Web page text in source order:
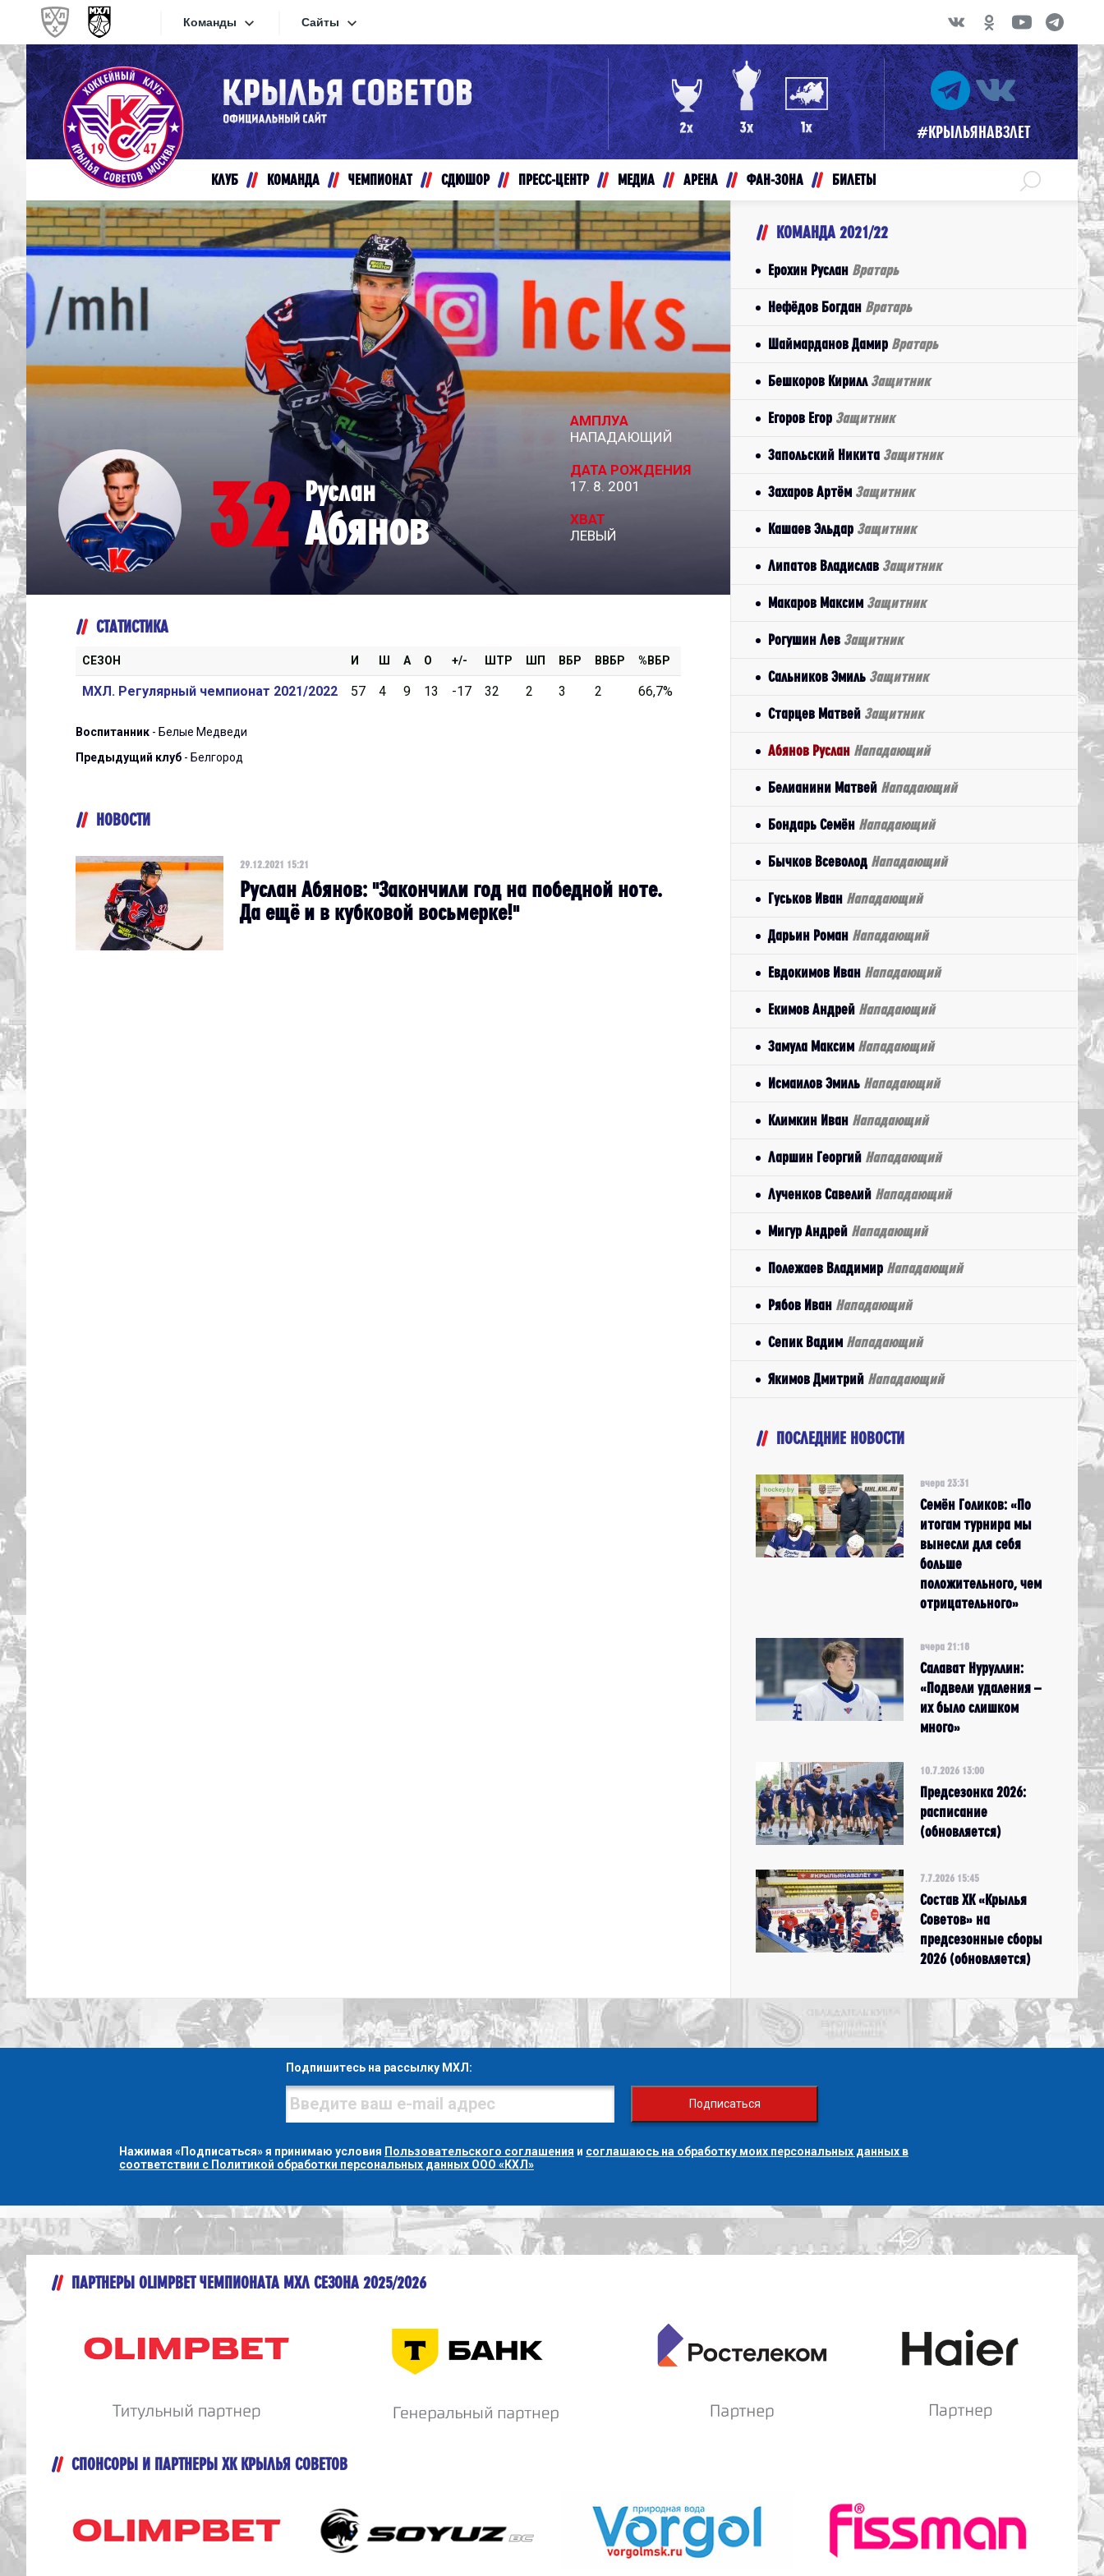
Команды
Конференция «Запад»
Дивизион Золотой
Академия Михайлова
Красная Армия
Локо
МХК Динамо-М
МХК Спартак
СКА-1946
Дивизион Серебряный
Академия СКА
АКМ-Юниор
Амурские Тигры
Красная Машина-Юниор
Крылья Советов
МХК Динамо-Карелия
МХК Спартак-МАХ
Конференция «Восток»
Дивизион Золотой
Авто
Кузнецкие Медведи
Мамонты Югры
Омские Ястребы
Стальные Лисы
Толпар
Дивизион Серебряный
АКМ-Новомосковск
Красноярские Рыси
Ладья
Локо-76
МХК Молот
Сибирские Cнайперы
Спутник Ал
Сайты
Сайты
Видеотрансляции
Хайлайты
Текстовые трансляции
Интернет-магазин
Приложение МХЛ
#КРЫЛЬЯНАВЗЛЕТ
КЛУБ КОМАНДА ЧЕМПИОНАТ СДЮШОР ПРЕСС-ЦЕНТР МЕДИА АРЕНА ФАН-ЗОНА БИЛЕТЫ
32 Руслан
Абянов
АМПЛУА
НАПАДАЮЩИЙ
ДАТА РОЖДЕНИЯ
17. 8. 2001
ХВАТ
ЛЕВЫЙ
СТАТИСТИКА
СЕЗОН И Ш А О +/- ШТР ШП ВБР ВВБР %ВБР
МХЛ. Регулярный чемпионат 2021/2022 57 4 9 13 -17 32 2 3 2 66,7%
Воспитанник - Белые Медведи
Предыдущий клуб - Белгород
НОВОСТИ
29.12.2021 15:21
Руслан Абянов: "Закончили год на победной ноте.
Да ещё и в кубковой восьмерке!"
КОМАНДА 2021/22
Ерохин Руслан Вратарь
Нефёдов Богдан Вратарь
Шаймарданов Дамир Вратарь
Бешкоров Кирилл Защитник
Егоров Егор Защитник
Запольский Никита Защитник
Захаров Артём Защитник
Кашаев Эльдар Защитник
Липатов Владислав Защитник
Макаров Максим Защитник
Рогушин Лев Защитник
Сальников Эмиль Защитник
Старцев Матвей Защитник
Абянов Руслан Нападающий
Белианини Матвей Нападающий
Бондарь Семён Нападающий
Бычков Всеволод Нападающий
Гуськов Иван Нападающий
Дарьин Роман Нападающий
Евдокимов Иван Нападающий
Екимов Андрей Нападающий
Замула Максим Нападающий
Исмаилов Эмиль Нападающий
Климкин Иван Нападающий
Ларшин Георгий Нападающий
Лученков Савелий Нападающий
Мигур Андрей Нападающий
Полежаев Владимир Нападающий
Рябов Иван Нападающий
Сепик Вадим Нападающий
Якимов Дмитрий Нападающий
ПОСЛЕДНИЕ НОВОСТИ
вчера 23:31
Семён Голиков: «По
итогам турнира мы
вынесли для себя
больше
положительного, чем
отрицательного»
вчера 21:18
Салават Нуруллин:
«Подвели удаления –
их было слишком
много»
10.7.2026 13:00
Предсезонка 2026:
расписание
(обновляется)
7.7.2026 15:45
Состав ХК «Крылья
Советов» на
предсезонные сборы
2026 (обновляется)
Подпишитесь на рассылку МХЛ:
Подписаться
Нажимая «Подписаться» я принимаю условия Пользовательского соглашения и соглашаюсь на обработку моих персональных данных в
соответствии с Политикой обработки персональных данных ООО «КХЛ»
ПАРТНЕРЫ OLIMPBET ЧЕМПИОНАТА МХЛ СЕЗОНА 2025/2026
СПОНСОРЫ И ПАРТНЕРЫ ХК КРЫЛЬЯ СОВЕТОВ